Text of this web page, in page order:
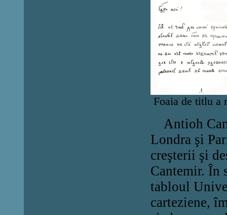
Foaia de titlu a
Antioh C
Londra şi
creşterii şi
Cantemir. În
tabloul
carteziene,